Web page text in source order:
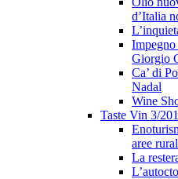
d’Italia
Impegno
Giorgio
Ca’ di
Nadal
Wine
Taste Vin 3/
aree
La